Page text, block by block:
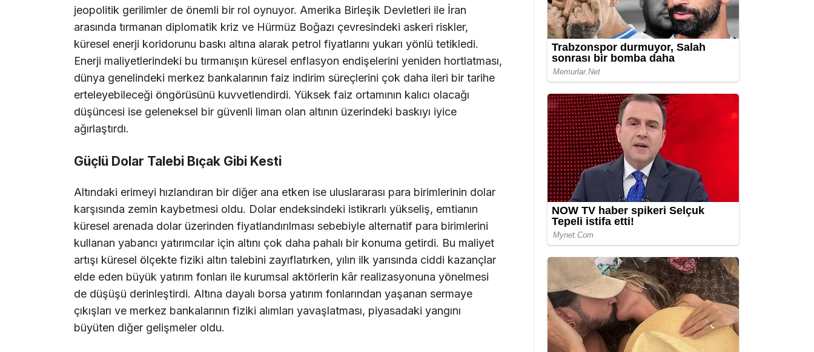
jeopolitik gerilimler de önemli bir rol oynuyor. Amerika Birleşik Devletleri ile İran
arasında tırmanan diplomatik kriz ve Hürmüz Boğazı çevresindeki askeri riskler,
küresel enerji koridorunu baskı altına alarak petrol fiyatlarını yukarı yönlü tetikledi.
Enerji maliyetlerindeki bu tırmanışın küresel enflasyon endişelerini yeniden hortlatması,
dünya genelindeki merkez bankalarının faiz indirim süreçlerini çok daha ileri bir tarihe
erteleyebileceği öngörüsünü kuvvetlendirdi. Yüksek faiz ortamının kalıcı olacağı
düşüncesi ise geleneksel bir güvenli liman olan altının üzerindeki baskıyı iyice
ağırlaştırdı.
Güçlü Dolar Talebi Bıçak Gibi Kesti
Altındaki erimeyi hızlandıran bir diğer ana etken ise uluslararası para birimlerinin dolar
karşısında zemin kaybetmesi oldu. Dolar endeksindeki istikrarlı yükseliş, emtianın
küresel arenada dolar üzerinden fiyatlandırılması sebebiyle alternatif para birimlerini
kullanan yabancı yatırımcılar için altını çok daha pahalı bir konuma getirdi. Bu maliyet
artışı küresel ölçekte fiziki altın talebini zayıflatırken, yılın ilk yarısında ciddi kazançlar
elde eden büyük yatırım fonları ile kurumsal aktörlerin kâr realizasyonuna yönelmesi
de düşüşü derinleştirdi. Altına dayalı borsa yatırım fonlarından yaşanan sermaye
çıkışları ve merkez bankalarının fiziki alımları yavaşlatması, piyasadaki yangını
büyüten diğer gelişmeler oldu.